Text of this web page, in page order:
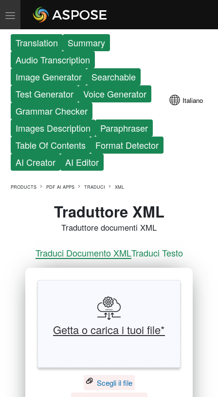
Translation
Summary
Audio Transcription
Image Generator
Searchable
Test Generator
Voice Generator
Grammar Checker
Images Description
Paraphraser
Table Of Contents
Format Detector
AI Creator
AI Editor
Italiano
PRODUCTS PDF AI APPS TRADUCI XML
Traduttore XML
Traduttore documenti XML
Traduci Documento XMLTraduci Testo
Getta o carica i tuoi file*
Scegli il file